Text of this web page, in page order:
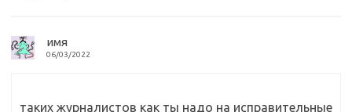
имя
06/03/2022
таких журналистов как ты надо на исправительные